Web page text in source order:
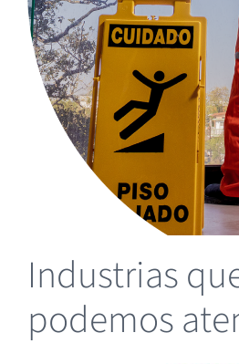
Industrias
podemos